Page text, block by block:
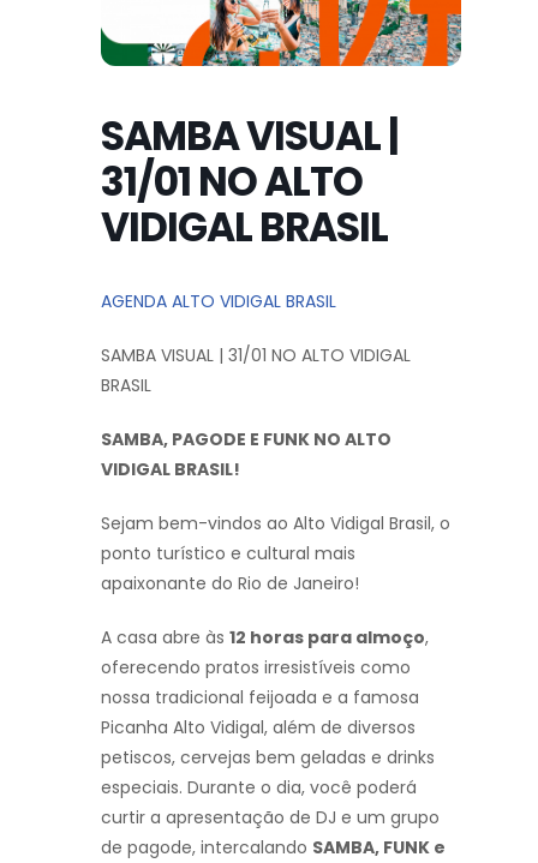
SAMBA VISUAL |
31/01 NO ALTO
VIDIGAL BRASIL
AGENDA ALTO VIDIGAL BRASIL
SAMBA VISUAL | 31/01 NO ALTO VIDIGAL
BRASIL
SAMBA, PAGODE E FUNK NO ALTO
VIDIGAL BRASIL!
Sejam bem-vindos ao Alto Vidigal Brasil, o
ponto turístico e cultural mais
apaixonante do Rio de Janeiro!
A casa abre às 12 horas para almoço,
oferecendo pratos irresistíveis como
nossa tradicional feijoada e a famosa
Picanha Alto Vidigal, além de diversos
petiscos, cervejas bem geladas e drinks
especiais. Durante o dia, você poderá
curtir a apresentação de DJ e um grupo
de pagode, intercalando SAMBA, FUNK e